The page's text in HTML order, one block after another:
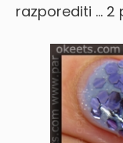
razporediti … 2